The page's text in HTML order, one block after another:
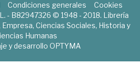
Condiciones generales
Cookies
- B82947326 © 1948 - 2018. Librería
Ciencias Sociales, Historia y
Humanas
y desarrollo OPTYMA